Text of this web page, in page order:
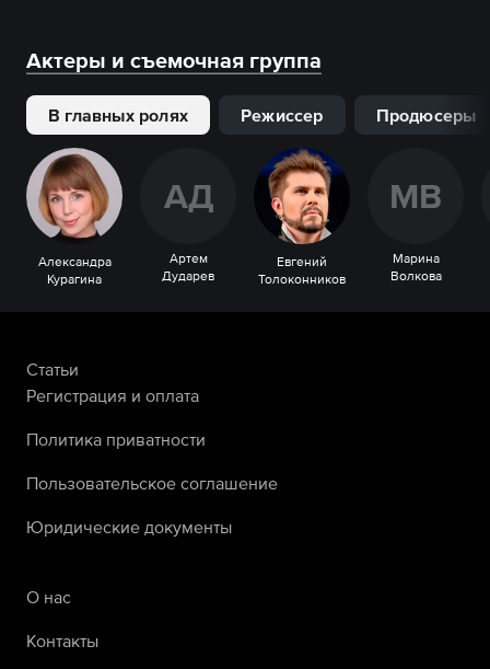
Актеры и съемочная группа
В главных ролях Режиссер Продюсеры
Александра
Курагина
АД
Артем
Дударев
Евгений
Толоконников
МВ
Марина
Волкова
Статьи
Регистрация и оплата
Политика приватности
Пользовательское соглашение
Юридические документы
О нас
Контакты